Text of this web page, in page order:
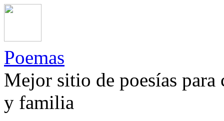
Poemas
Mejor sitio de poesías
y familia